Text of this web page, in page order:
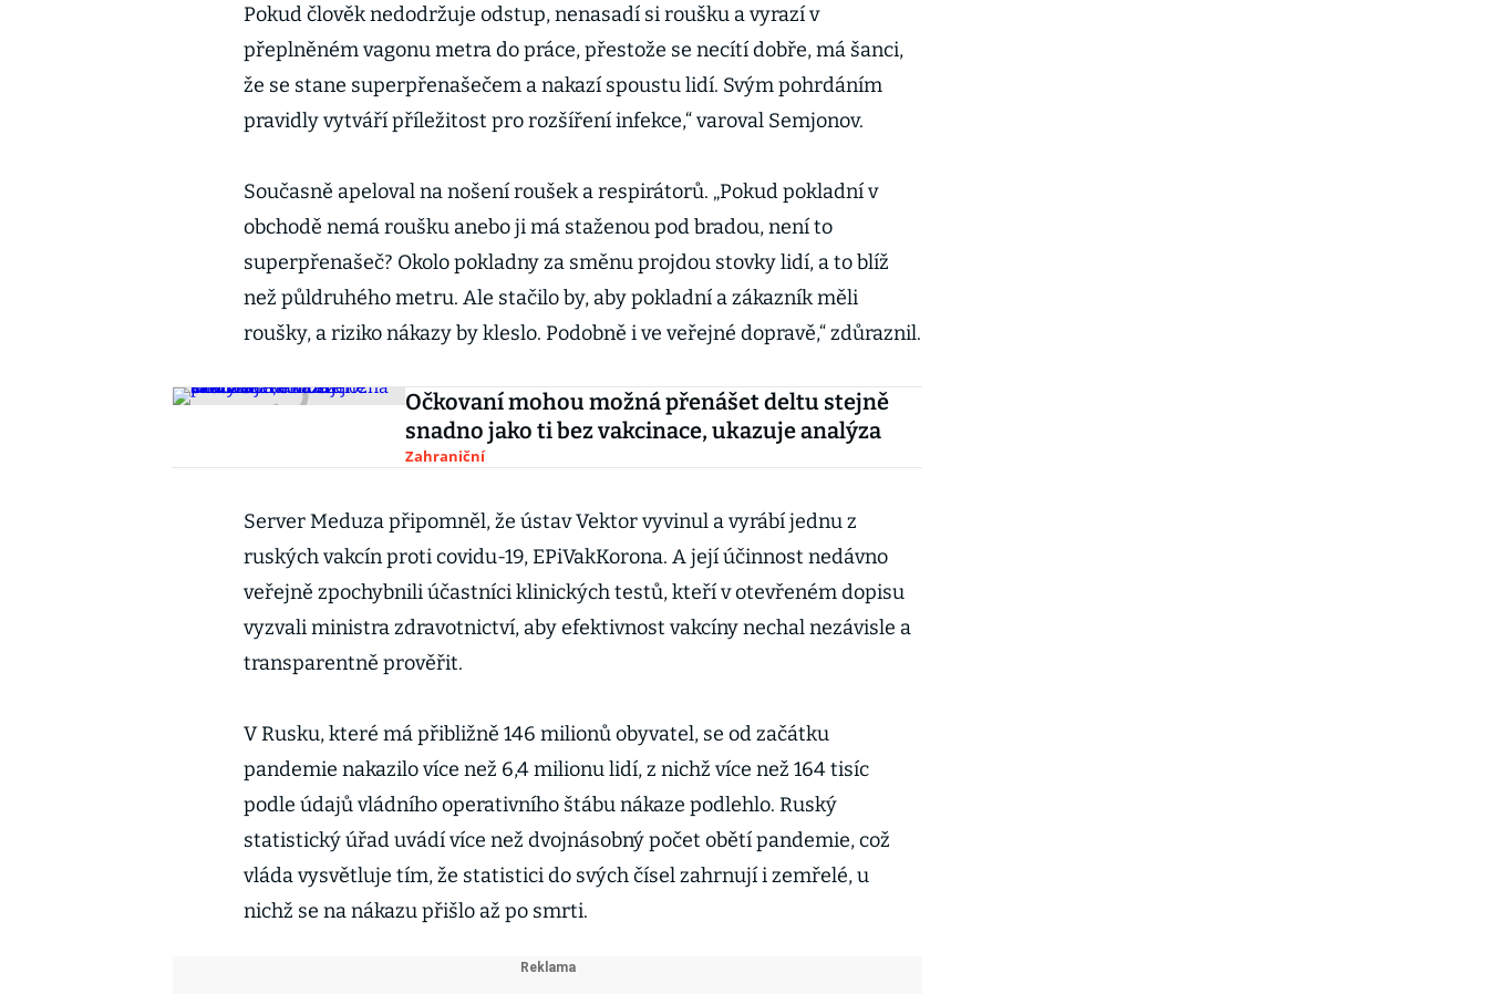
Pokud člověk nedodržuje odstup, nenasadí si roušku a vyrazí v
přeplněném vagonu metra do práce, přestože se necítí dobře, má šanci,
že se stane superpřenašečem a nakazí spoustu lidí. Svým pohrdáním
pravidly vytváří příležitost pro rozšíření infekce,“ varoval Semjonov.
Současně apeloval na nošení roušek a respirátorů. „Pokud pokladní v
obchodě nemá roušku anebo ji má staženou pod bradou, není to
superpřenašeč? Okolo pokladny za směnu projdou stovky lidí, a to blíž
než půldruhého metru. Ale stačilo by, aby pokladní a zákazník měli
roušky, a riziko nákazy by kleslo. Podobně i ve veřejné dopravě,“ zdůraznil.
Očkovaní mohou možná přenášet deltu stejně
snadno jako ti bez vakcinace, ukazuje analýza
Zahraniční
Server Meduza připomněl, že ústav Vektor vyvinul a vyrábí jednu z
ruských vakcín proti covidu-19, EPiVakKorona. A její účinnost nedávno
veřejně zpochybnili účastníci klinických testů, kteří v otevřeném dopisu
vyzvali ministra zdravotnictví, aby efektivnost vakcíny nechal nezávisle a
transparentně prověřit.
V Rusku, které má přibližně 146 milionů obyvatel, se od začátku
pandemie nakazilo více než 6,4 milionu lidí, z nichž více než 164 tisíc
podle údajů vládního operativního štábu nákaze podlehlo. Ruský
statistický úřad uvádí více než dvojnásobný počet obětí pandemie, což
vláda vysvětluje tím, že statistici do svých čísel zahrnují i zemřelé, u
nichž se na nákazu přišlo až po smrti.